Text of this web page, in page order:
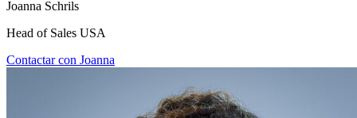
Joanna Schrils
Head of Sales USA
Contactar con Joanna